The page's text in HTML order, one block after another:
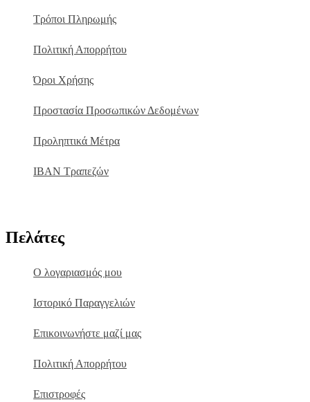
Τρόποι Πληρωμής
Πολιτική Απορρήτου
Όροι Χρήσης
Προστασία Προσωπικών Δεδομένων
Προληπτικά Μέτρα
IBAN Τραπεζών
Πελάτες
Ο λογαριασμός μου
Ιστορικό Παραγγελιών
Επικοινωνήστε μαζί μας
Πολιτική Απορρήτου
Επιστροφές